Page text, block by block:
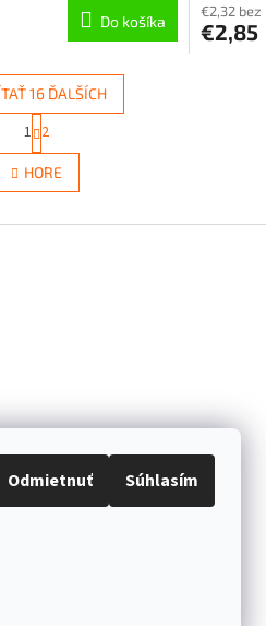
Odmietnuť Súhlasím
Do košíka
€2,32 bez
€2,85
O
v
l
d
v
ý
p
i
s
16 ĎALŠÍCH
S
t
r
á
n
1 2
HORE